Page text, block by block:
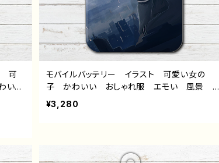
可
い
ー
グッ
モバイルバッテリー イラスト 可愛い女の
子 かわいい おしゃれ服 エモい 風景 綺
麗 美しい 景色 ノスタルジック おすす
め iPhone 軽量 小さい 女子 レディー
ット 人気 イラストレーター クリエイター
絵師 オリジナル デザイン グッズ 充電
¥3,280